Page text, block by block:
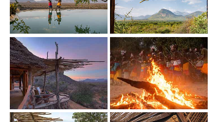
Show larger version Show larger version
Show larger version Show larger version